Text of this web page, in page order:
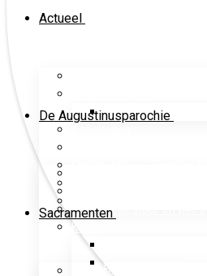
Actueel
Dagelijkse lezing
De Augustinusparochie
Parochiebestuur en pkc's
Kerken
Franciscuskerk
Sacramenten
Het Doopsel